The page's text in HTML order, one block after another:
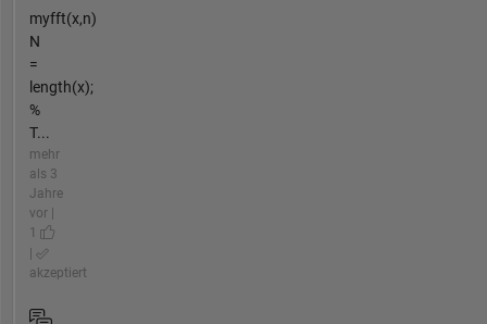
myfft(x,n)
N
=
length(x);
%
T...
mehr
als 3
Jahre
vor |
1
akzeptiert